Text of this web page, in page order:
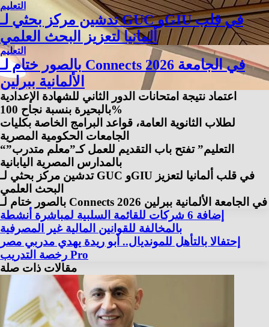
التعليم
تدشين مركز بحثي لـ GUC وGIU في قلب
ألمانيا لتعزيز البحث العلمي
التعليم
بالصور ختام لـ Connects 2026 في الجامعة
الألمانية ببرلين
اعتماد نتيجة امتحانات الدور الثاني للشهادة الإعدادية
بالبحيرة بنسبة نجاح 100%
لطلاب الثانوية العامة، قواعد البرامج الخاصة بكليات
الجامعات الحكومية المصرية
“التعليم” تفتح باب التقديم للعمل كـ”معلم متدرب”
بالمدارس المصرية اليابانية
تدشين مركز بحثي لـ GUC وGIU في قلب ألمانيا لتعزيز
البحث العلمي
بالصور ختام لـ Connects 2026 في الجامعة الألمانية ببرلين
إضافة 6 شركات للقائمة السلبية لمباشرة أنشطة
بالمخالفة للقوانين المالية غير المصرفية
إحتفالا بالتأهل للمونديال.. أبو ريدة يهدي مدربي مصر
رخصة التدريب Pro
مقالات ذات صلة